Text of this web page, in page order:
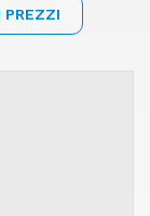
PREZZI